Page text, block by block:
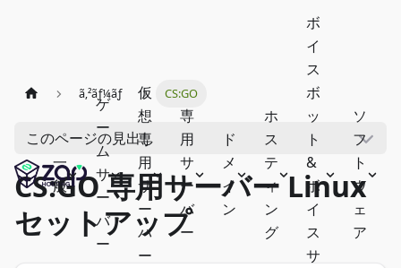
一
般
ゲ
ー
ム
サ
ー
バ
ー
仮
想
専
用
サ
ー
バ
ー
専
用
サ
ー
バ
ー
ド
メ
イ
ン
ホ
ス
テ
ィ
ン
グ
ボ
イ
ス
ボ
ッ
ト
&
ボ
イ
ス
サ
ソ
フ
ト
ウ
ェ
ア
ã‚²ãƒ¼ãƒ CS:GO
このページの見出し
CS:GO 専用サーバー Linux
セットアップ